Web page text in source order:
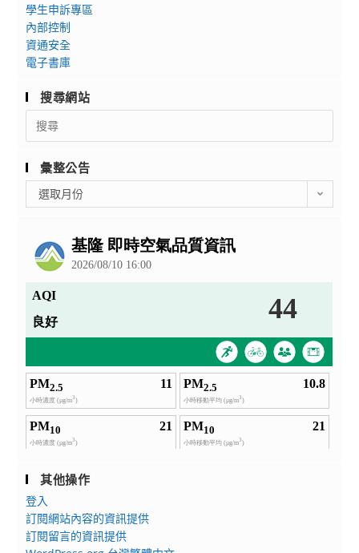
學生申訴專區
內部控制
資通安全
電子書庫
搜尋網站
Search
for:
彙整公告
整
選取月份
其他操作
登入
訂閱網站內容的資訊提供
訂閱留言的資訊提供